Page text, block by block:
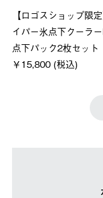
【ロゴスショップ限
イパー氷点下クーラ
点下パック2枚セット
￥15,800 (税込)